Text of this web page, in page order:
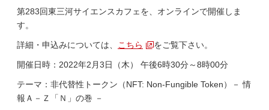
第283回東三河サイエンスカフェを、オンラインで開催しま
す。
詳細・申込みについては、 こちら をご覧下さい。
開催日時：2022年2月3日（木） 午後6時30分～8時00分
テーマ：非代替性トークン（NFT: Non-Fungible Token）－ 情
報Ａ－Ｚ「Ｎ」の巻 －